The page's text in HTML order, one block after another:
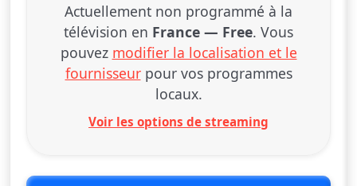
Actuellement non programmé à la
télévision en France — Free. Vous
pouvez modifier la localisation et le
fournisseurpour vos programmes
locaux.
Voir les options de streaming